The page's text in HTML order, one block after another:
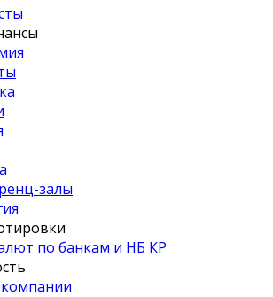
залы
по банкам и НБ КР